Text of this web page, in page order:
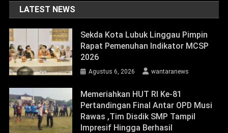
LATEST NEWS
Sekda Kota Lubuk Linggau Pimpin
Rapat Pemenuhan Indikator MCSP
2026
Agustus 6, 2026 wantaranews
Memeriahkan HUT RI Ke-81
Pertandingan Final Antar OPD Musi
Rawas ,Tim Disdik SMP Tampil
Impresif Hingga Berhasil